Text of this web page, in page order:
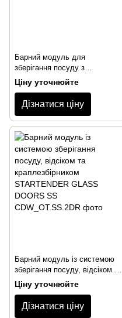
Барний модуль для
зберігання посуду з
відділенням за дверцятами
STARTENDER GLASS DOORS
Ціну уточнюйте
Дізнатися ціну
Барний модуль із системою
зберігання посуду, відсіком та
краплезбірником
STARTENDER GLASS DOORS
SS
Ціну уточнюйте
Дізнатися ціну